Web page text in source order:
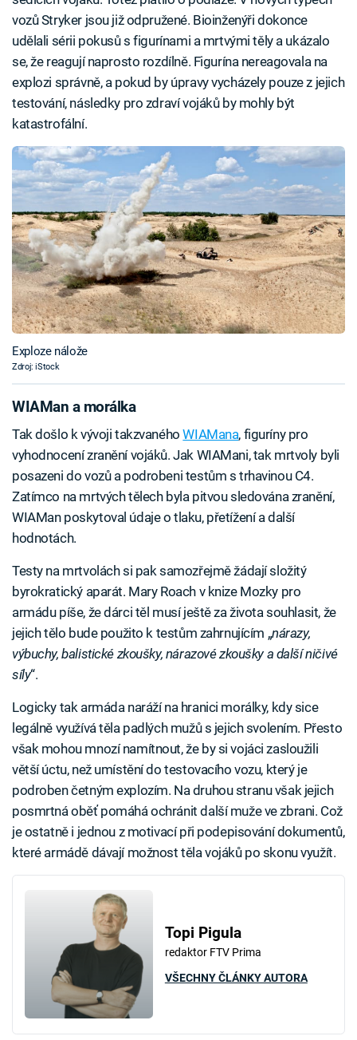
vozů Stryker jsou již odpružené. Bioinženýři dokonce
udělali sérii pokusů s figurínami a mrtvými těly a ukázalo
se, že reagují naprosto rozdílně. Figurína nereagovala na
explozi správně, a pokud by úpravy vycházely pouze z jejich
testování, následky pro zdraví vojáků by mohly být
katastrofální.
Exploze nálože
Zdroj: iStock
WIAMan a morálka
Tak došlo k vývoji takzvanéhoWIAMana, figuríny pro
vyhodnocení zranění vojáků. Jak WIAMani, tak mrtvoly byli
posazeni do vozů a podrobeni testům s trhavinou C4.
Zatímco na mrtvých tělech byla pitvou sledována zranění,
WIAMan poskytoval údaje o tlaku, přetížení a další
hodnotách.
Testy na mrtvolách si pak samozřejmě žádají složitý
byrokratický aparát. Mary Roach v knize Mozky pro
armádu píše, že dárci těl musí ještě za života souhlasit, že
jejich tělo bude použito k testům zahrnujícím „nárazy,
výbuchy, balistické zkoušky, nárazové zkoušky a další ničivé
síly“.
Logicky tak armáda naráží na hranici morálky, kdy sice
legálně využívá těla padlých mužů s jejich svolením. Přesto
však mohou mnozí namítnout, že by si vojáci zasloužili
větší úctu, než umístění do testovacího vozu, který je
podroben četným explozím. Na druhou stranu však jejich
posmrtná oběť pomáhá ochránit další muže ve zbrani. Což
je ostatně i jednou z motivací při podepisování dokumentů,
které armádě dávají možnost těla vojáků po skonu využít.
Topi Pigula
redaktor FTV Prima
VŠECHNY ČLÁNKY AUTORA